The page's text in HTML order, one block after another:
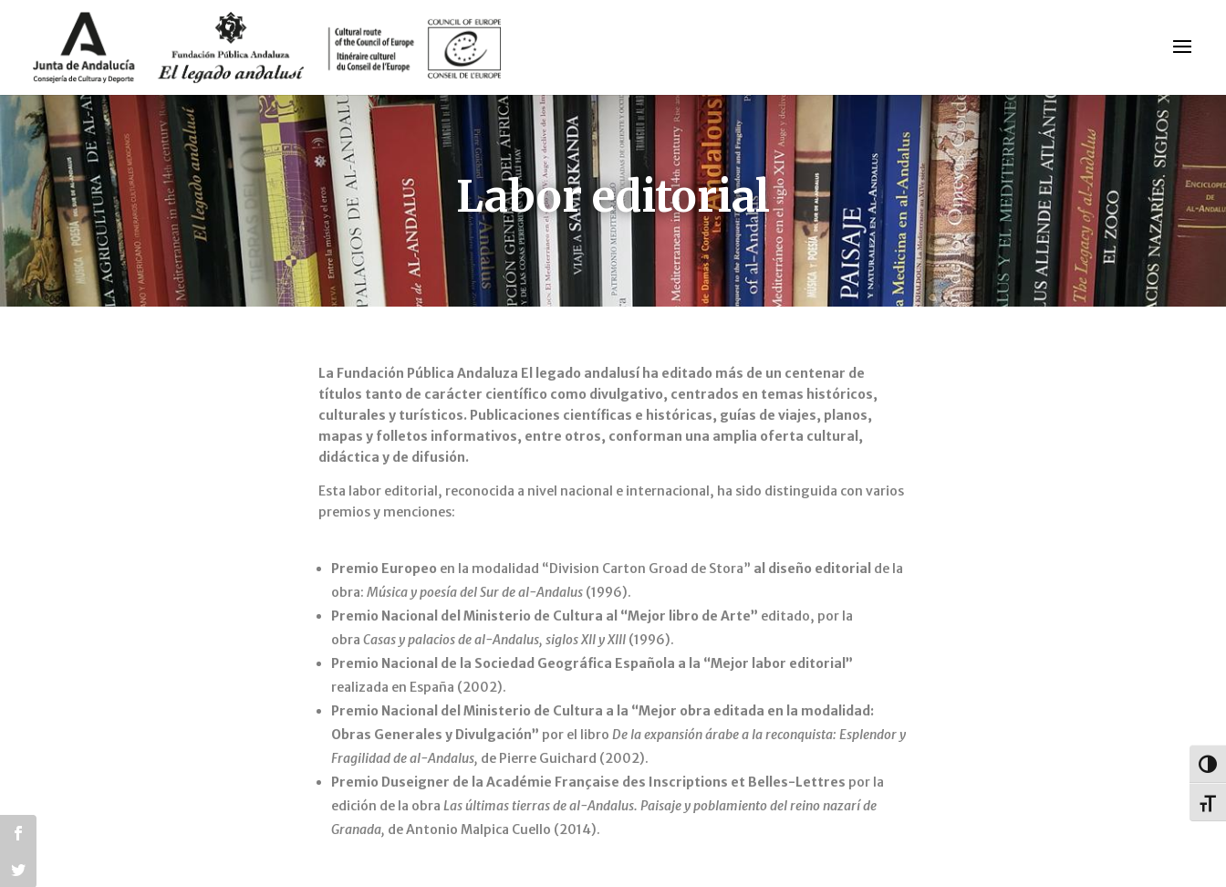
Labor editorial
La Fundación Pública Andaluza El legado andalusí ha editado más de un centenar de
títulos tanto de carácter científico como divulgativo, centrados en temas históricos,
culturales y turísticos. Publicaciones científicas e históricas, guías de viajes, planos,
mapas y folletos informativos, entre otros, conforman una amplia oferta cultural,
didáctica y de difusión.
Esta labor editorial, reconocida a nivel nacional e internacional, ha sido distinguida con varios
premios y menciones:
Premio Europeo en la modalidad “Division Carton Groad de Stora” al diseño editorial de la
obra:Música y poesía del Sur de al-Andalus (1996).
Premio Nacional del Ministerio de Cultura al “Mejor libro de Arte” editado, por la
obraCasas y palacios de al-Andalus, siglos XII y XIII (1996).
Premio Nacional de la Sociedad Geográfica Española a la “Mejor labor editorial”
realizada en España (2002).
Premio Nacional del Ministerio de Cultura a la “Mejor obra editada en la modalidad:
Obras Generales y Divulgación” por el libroDe la expansión árabe a la reconquista: Esplendor y
Fragilidad de al-Andalus, de Pierre Guichard (2002).
Premio Duseigner de la Académie Française des Inscriptions et Belles-Lettres por la
edición de la obraLas últimas tierras de al-Andalus. Paisaje y poblamiento del reino nazarí de
Granada, de Antonio Malpica Cuello (2014).